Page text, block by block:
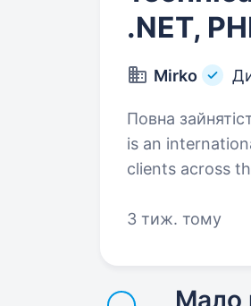
.NET,
Mirko
Повна зайнятість.
is an
clients across
3 тиж. тому
Мало